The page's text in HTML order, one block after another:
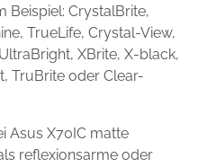
Beispiel: CrystalBrite,
TrueLife, Crystal-View,
XBrite, X-black,
TruBrite oder Clear-
Asus X70IC matte
reflexionsarme oder